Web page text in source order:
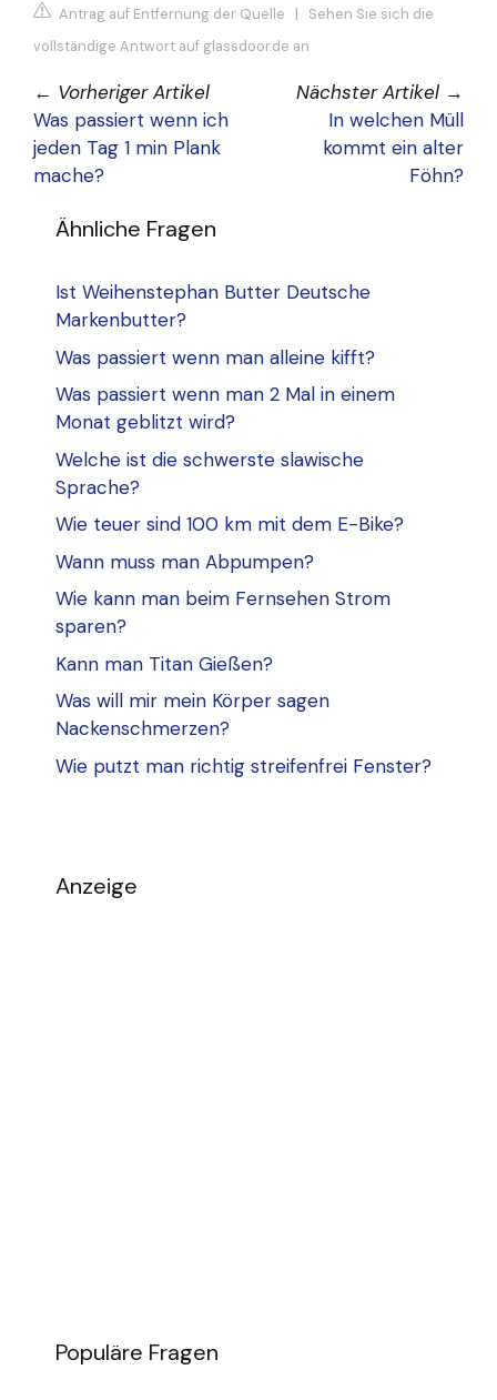
Antrag auf Entfernung der Quelle | Sehen Sie sich die
vollständige Antwort auf glassdoor.de an
← Vorheriger Artikel
Was passiert wenn ich
jeden Tag 1 min Plank
mache?
Nächster Artikel →
In welchen Müll
kommt ein alter
Föhn?
Ähnliche Fragen
Ist Weihenstephan Butter Deutsche
Markenbutter?
Was passiert wenn man alleine kifft?
Was passiert wenn man 2 Mal in einem
Monat geblitzt wird?
Welche ist die schwerste slawische
Sprache?
Wie teuer sind 100 km mit dem E-Bike?
Wann muss man Abpumpen?
Wie kann man beim Fernsehen Strom
sparen?
Kann man Titan Gießen?
Was will mir mein Körper sagen
Nackenschmerzen?
Wie putzt man richtig streifenfrei Fenster?
Anzeige
Populäre Fragen